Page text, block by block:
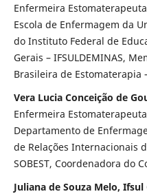
Enfermeira
Escola de Enfermagem da
do Instituto Federal de
Gerais – IFSULDEMINAS,
Brasileira de Estomaterapia
Vera Lucia Conceição de
Enfermeira
Departamento de
de Relações Internacionais
SOBEST, Coordenadora do
Juliana de Souza Melo, Ifsul